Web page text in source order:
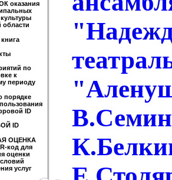
оказания
области
книга
по
к
периоду
порядке
ID
ID
ОЦЕНКА
код для
оценки
услуг